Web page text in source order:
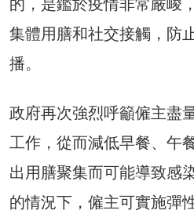
集體用膳和社交接觸，防
播。
政府再次強烈呼籲僱主盡
工作，從而減低早餐、午
出用膳聚集而可能導致感
的情況下，僱主可實施彈